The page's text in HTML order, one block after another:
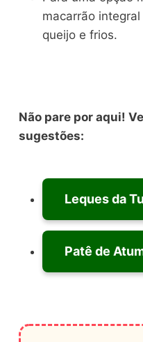
macarrão
queijo e frios.
Não pare por aqui!
sugestões:
Leques da
Patê de